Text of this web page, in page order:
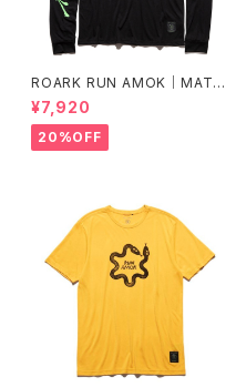
ROARK RUN AMOK｜MATHI
S LS col.BLACK FJORD
¥7,920
20%OFF